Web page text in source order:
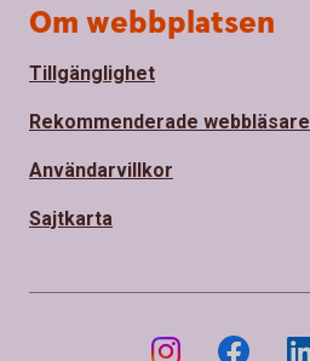
Om webbplatsen
Tillgänglighet
Rekommenderade webbläsare
Användarvillkor
Sajtkarta